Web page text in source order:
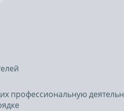
профессиональную